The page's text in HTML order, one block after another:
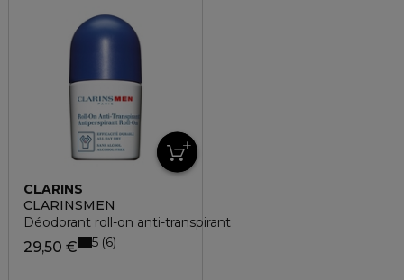
CLARINS
CLARINSMEN
Déodorant roll-on anti-transpirant
29,50 € 5 6